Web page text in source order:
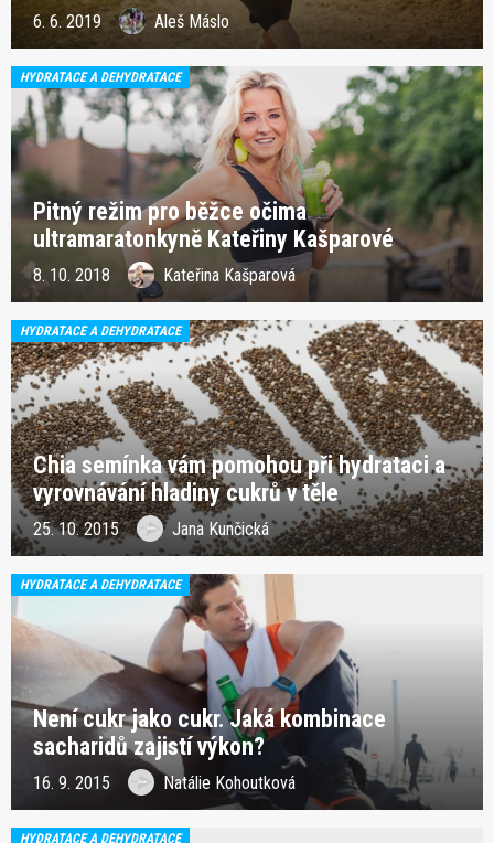
6. 6. 2019 Aleš Máslo
HYDRATACE A DEHYDRATACE
Pitný režim pro běžce očima
ultramaratonkyně Kateřiny Kašparové
8. 10. 2018 Kateřina Kašparová
HYDRATACE A DEHYDRATACE
Chia semínka vám pomohou při hydrataci a
vyrovnávání hladiny cukrů v těle
25. 10. 2015 Jana Kunčická
HYDRATACE A DEHYDRATACE
Není cukr jako cukr. Jaká kombinace
sacharidů zajistí výkon?
16. 9. 2015 Natálie Kohoutková
HYDRATACE A DEHYDRATACE